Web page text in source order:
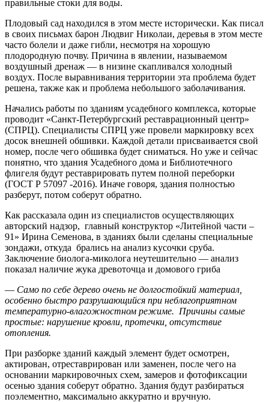
правильные стоки для воды.
Плодовый сад находился в этом месте исторически. Как писал
в своих письмах барон Людвиг Николаи, деревья в этом месте
часто болели и даже гибли, несмотря на хорошую
плодородную почву. Причина в явлении, называемом
воздушный дренаж — в низине скапливался холодный
воздух. После выравнивания территории эта проблема будет
решена, также как и проблема небольшого заболачивания.
Начались работы по зданиям усадебного комплекса, которые
проводит «Санкт-Петербургский реставрационный центр»
(СПРЦ). Специалисты СПРЦ уже провели маркировку всех
досок внешней обшивки. Каждой детали присваивается свой
номер, после чего обшивка будет сниматься. Но уже и сейчас
понятно, что здания Усадебного дома и Библиотечного
флигеля будут реставрировать путем полной переборки
(ГОСТ Р 57097 -2016). Иначе говоря, здания полностью
разберут, потом соберут обратно.
Как рассказала один из специалистов осуществляющих
авторский надзор, главный конструктор «Литейной части –
91» Ирина Семенова, в зданиях были сделаны специальные
зондажи, откуда брались на анализ кусочки сруба.
Заключение биолога-миколога неутешительно — анализ
показал наличие жука древоточца и домового гриба
— Само по себе дерево очень не долгостойкий материал,
особенно быстро разрушающийся при неблагоприятном
температурно-влагожностном режиме. Причины самые
простые: нарушение кровли, протечки, отсутствие
отопления.
При разборке зданий каждый элемент будет осмотрен,
актирован, отреставрирован или заменен, после чего на
основании маркировочных схем, замеров и фотофиксации
осенью здания соберут обратно. Здания будут разбираться
поэлементно, максимально аккуратно и вручную.